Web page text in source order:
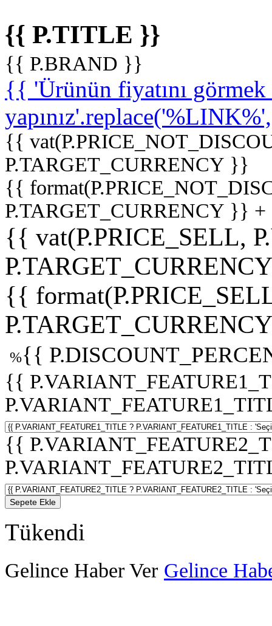
{{ P.TITLE }}
{{ P.BRAND }}
{{ 'Ürünün fiyatını
{{
P.TARGET_CURRENCY }}
{{
P.TARGET_CURRENCY }}
{{ vat(P.PRICE_SELL,
{{
%{{
{{
{{
Sepete Ekle
Tükendi
Gelince Haber Ver Gelince